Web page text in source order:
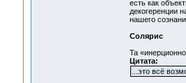
есть как
декогеренции
нашего
Солярис
Та
Цитата:
...это всё